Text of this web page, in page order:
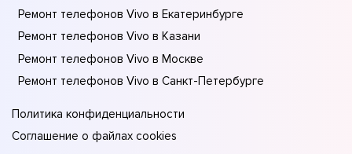
Ремонт телефонов Vivo в Екатеринбурге
Ремонт телефонов Vivo в Казани
Ремонт телефонов Vivo в Москве
Ремонт телефонов Vivo в Санкт-Петербурге
Политика конфиденциальности
Соглашение о файлах cookies